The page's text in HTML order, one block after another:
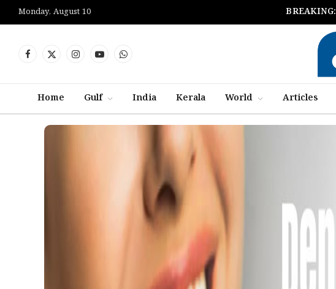
Monday, August 10 BREAKING:
Facebook
X
InstagramYouTubeWhatsApp
Home Gulf India Kerala World Articles